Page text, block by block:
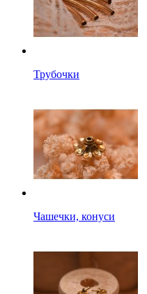
Трубочки
Чашечки, конуси